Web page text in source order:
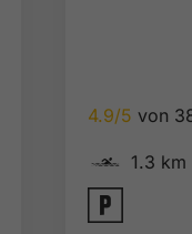
4.9/5 von
🅐 1.3 km
🐈